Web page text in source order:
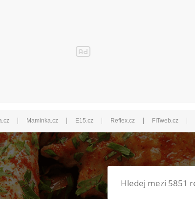
| Maminka.cz | E15.cz | Reflex.cz | FITweb.cz |